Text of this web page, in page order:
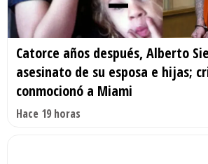
Catorce años después, Alberto
asesinato de su esposa e hijas;
conmocionó a Miami
Hace 19 horas